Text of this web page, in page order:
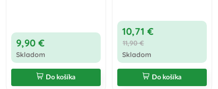
9,90 €
Skladom
Do košíka
10,71 €
11,90 €
Skladom
Do košíka